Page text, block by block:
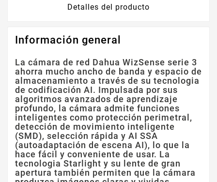
Detalles del producto
Información general
La cámara de red Dahua WizSense serie 3
ahorra mucho ancho de banda y espacio de
almacenamiento a través de su tecnologia
de codificación AI. Impulsada por sus
algoritmos avanzados de aprendizaje
profundo, la cámara admite funciones
inteligentes como protección perimetral,
detección de movimiento inteligente
(SMD), selección rápida y AI SSA
(autoadaptación de escena AI), lo que la
hace fácil y conveniente de usar. La
tecnologia Starlight y su lente de gran
apertura también permiten que la cámara